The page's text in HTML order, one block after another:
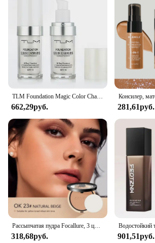
662,29руб. 281,61руб.
318,68руб. 901,51руб.